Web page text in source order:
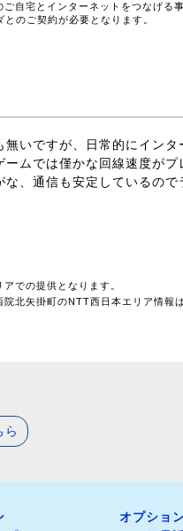
自宅とインターネットをつなげる
のご契約が必要となります。
いですが、日常的にイン
ムでは僅かな回線速度が
、通信も安定しているの
での提供となります。
北矢掛町のNTT西日本エリア情報
ら
オプショ